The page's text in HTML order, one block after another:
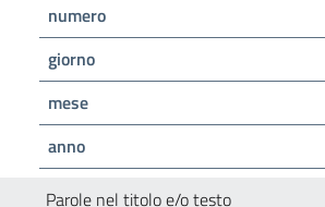
numero
giorno
mese
anno
Parole nel titolo e/o testo